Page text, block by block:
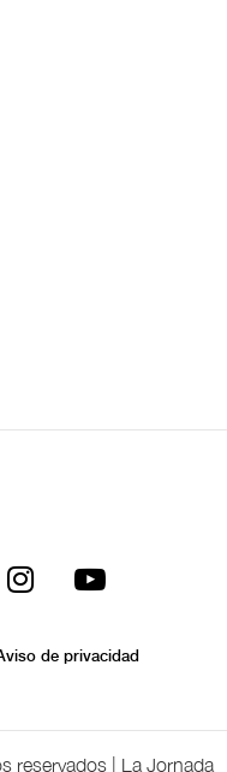
de privacidad
reservados | La Jornada